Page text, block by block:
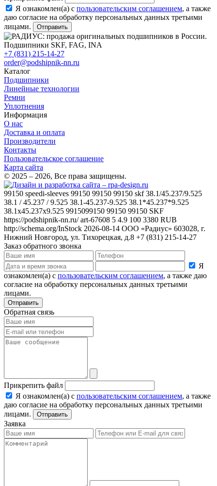
Я ознакомлен(а) с пользовательским соглашением, а также
даю согласие на обработку персональных данных третьими
лицами.
Отправить
+7 (831) 215-14-27
order@podshipnik-nn.ru
Каталог
Подшипники
Линейные технологии
Ремни
Уплотнения
Информация
О нас
Доставка и оплата
Производители
Контакты
Пользовательское соглашение
Карта сайта
© 2025 – 2026, Все права защищены.
99150 speedi-sleeves 99150 99150 99150 skf 38.1/45.237/9.525
38.1 / 45.237 / 9.525 38.1-45.237-9.525 38.1*45.237*9.525
38.1x45.237x9.525 9915099150 99150 99150 SKF
https://podshipnik-nn.ru/ art-67608 5 4.9 100 3380 RUB
http://schema.org/InStock 2026-08-14 ООО «Радиус» 603028, г.
Нижний Новгород, ул. Тихорецкая, д.8 +7 (831) 215-14-27
Заказ обратного звонка
Я
ознакомлен(а) с пользовательским соглашением, а также даю
согласие на обработку персональных данных третьими
лицами.
Отправить
Обратная связь
Прикрепить файл
Я ознакомлен(а) с пользовательским соглашением, а также
даю согласие на обработку персональных данных третьими
лицами.
Отправить
Заявка